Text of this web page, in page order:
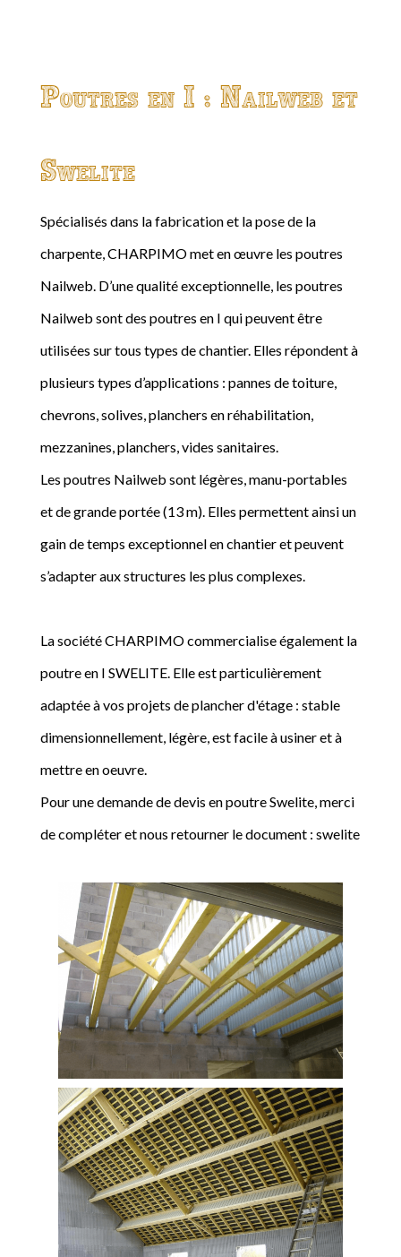
Poutres en I : Nailweb et
Swelite
Spécialisés dans la fabrication et la pose de la
charpente, CHARPIMO met en œuvre les poutres
Nailweb. D’une qualité exceptionnelle, les poutres
Nailweb sont des poutres en I qui peuvent être
utilisées sur tous types de chantier. Elles répondent à
plusieurs types d’applications : pannes de toiture,
chevrons, solives, planchers en réhabilitation,
mezzanines, planchers, vides sanitaires.
Les poutres Nailweb sont légères, manu-portables
et de grande portée (13 m). Elles permettent ainsi un
gain de temps exceptionnel en chantier et peuvent
s’adapter aux structures les plus complexes.
La société CHARPIMO commercialise également la
poutre en I SWELITE. Elle est particulièrement
adaptée à vos projets de plancher d'étage : stable
dimensionnellement, légère, est facile à usiner et à
mettre en oeuvre.
Pour une demande de devis en poutre Swelite, merci
de compléter et nous retourner le document : swelite